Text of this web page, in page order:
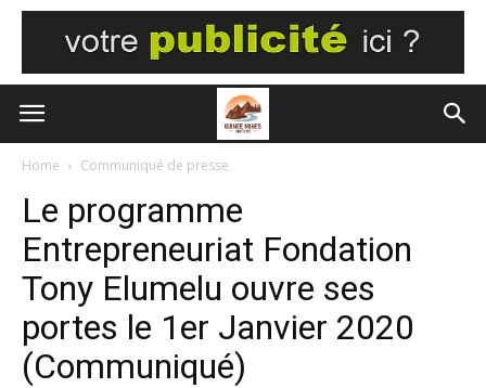
Home Communiqué de presse
Le programme
Entrepreneuriat Fondation
Tony Elumelu ouvre ses
portes le 1er Janvier 2020
(Communiqué)